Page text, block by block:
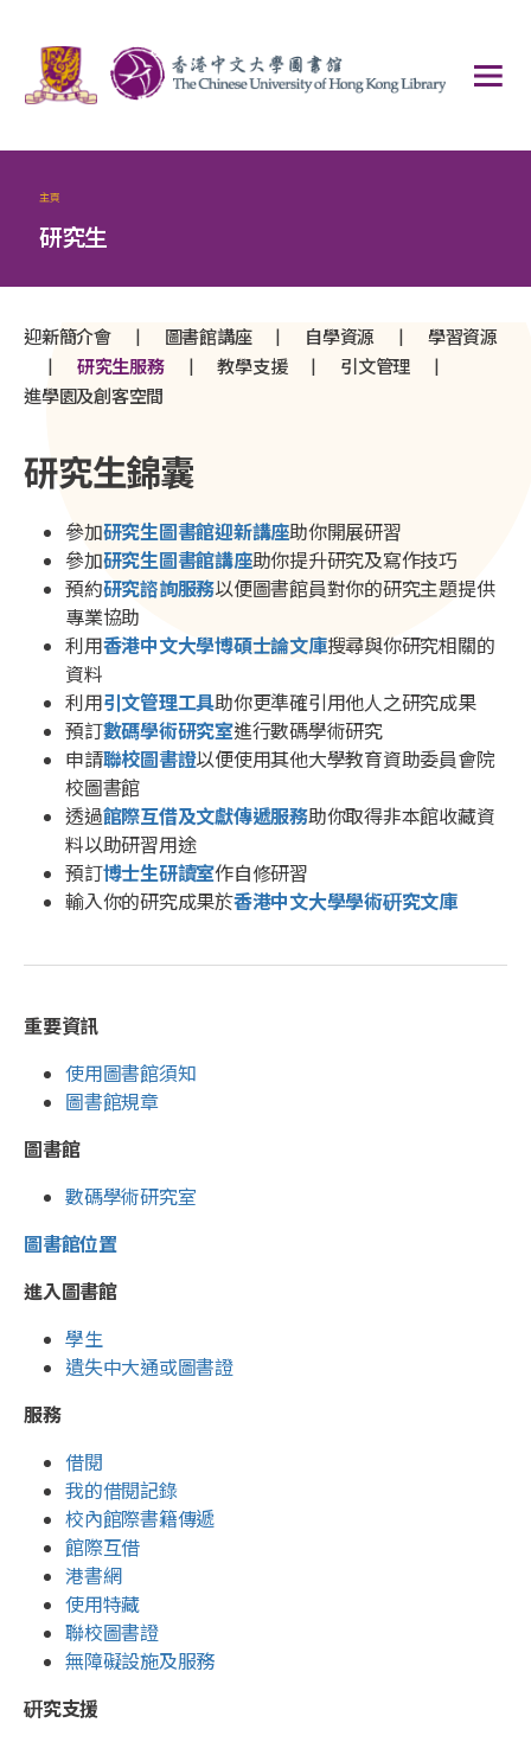
主頁
研究生
迎新簡介會 | 圖書館講座 | 自學資源 | 學習資源
| 研究生服務 | 教學支援 | 引文管理 |
進學園及創客空間
研究生錦囊
參加研究生圖書館迎新講座助你開展研習
參加研究生圖書館講座助你提升研究及寫作技巧
預約研究諮詢服務以便圖書館員對你的研究主題提供
專業協助
利用香港中文大學博碩士論文庫搜尋與你研究相關的
資料
利用引文管理工具助你更準確引用他人之研究成果
預訂數碼學術研究室進行數碼學術研究
申請聯校圖書證以便使用其他大學教育資助委員會院
校圖書館
透過館際互借及文獻傳遞服務助你取得非本館收藏資
料以助研習用途
預訂博士生研讀室作自修研習
輸入你的研究成果於香港中文大學學術硏究文庫
重要資訊
使用圖書館須知
圖書館規章
圖書館
數碼學術研究室
圖書館位置
進入圖書館
學生
遺失中大通或圖書證
服務
借閱
我的借閱記錄
校內館際書籍傳遞
館際互借
港書網
使用特藏
聯校圖書證
無障礙設施及服務
硏究支援